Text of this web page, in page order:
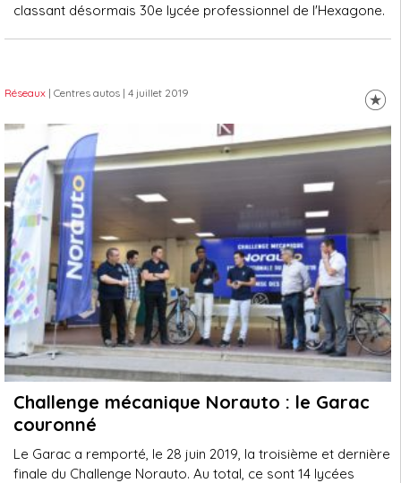
classant désormais 30e lycée professionnel de l'Hexagone.
Réseaux | Centres autos | 4 juillet 2019
Challenge mécanique Norauto : le Garac
couronné
Le Garac a remporté, le 28 juin 2019, la troisième et dernière
finale du Challenge Norauto. Au total, ce sont 14 lycées